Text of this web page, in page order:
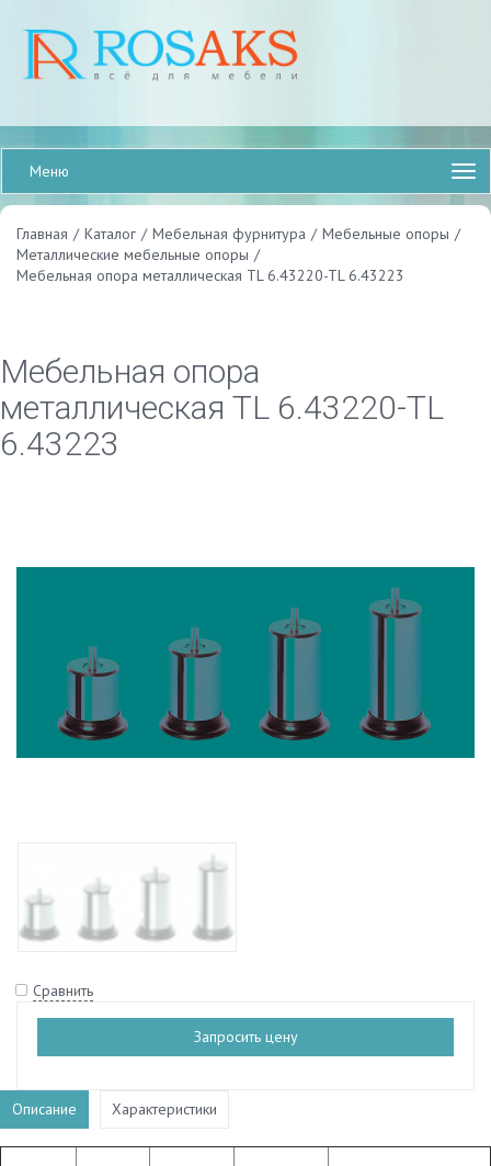
Меню
Главная / Каталог / Мебельная фурнитура / Мебельные опоры /
Металлические мебельные опоры /
Мебельная опора металлическая TL 6.43220-TL 6.43223
Мебельная опора
металлическая TL 6.43220-TL
6.43223
Сравнить
Запросить цену
Описание Характеристики